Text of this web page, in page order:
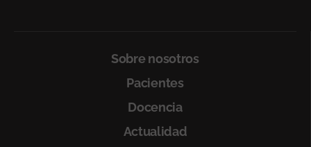
Sobre nosotros
Pacientes
Docencia
Actualidad